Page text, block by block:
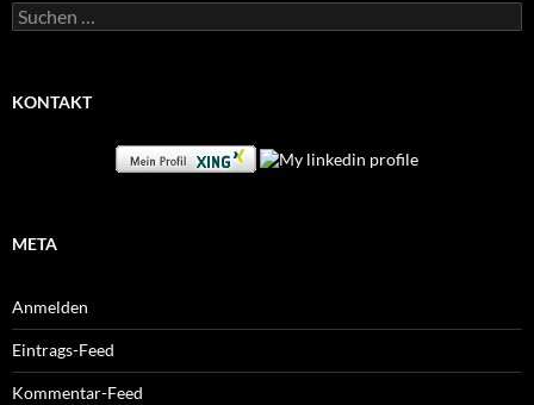
Suchen
nach:
KONTAKT
META
Anmelden
Eintrags-Feed
Kommentar-Feed